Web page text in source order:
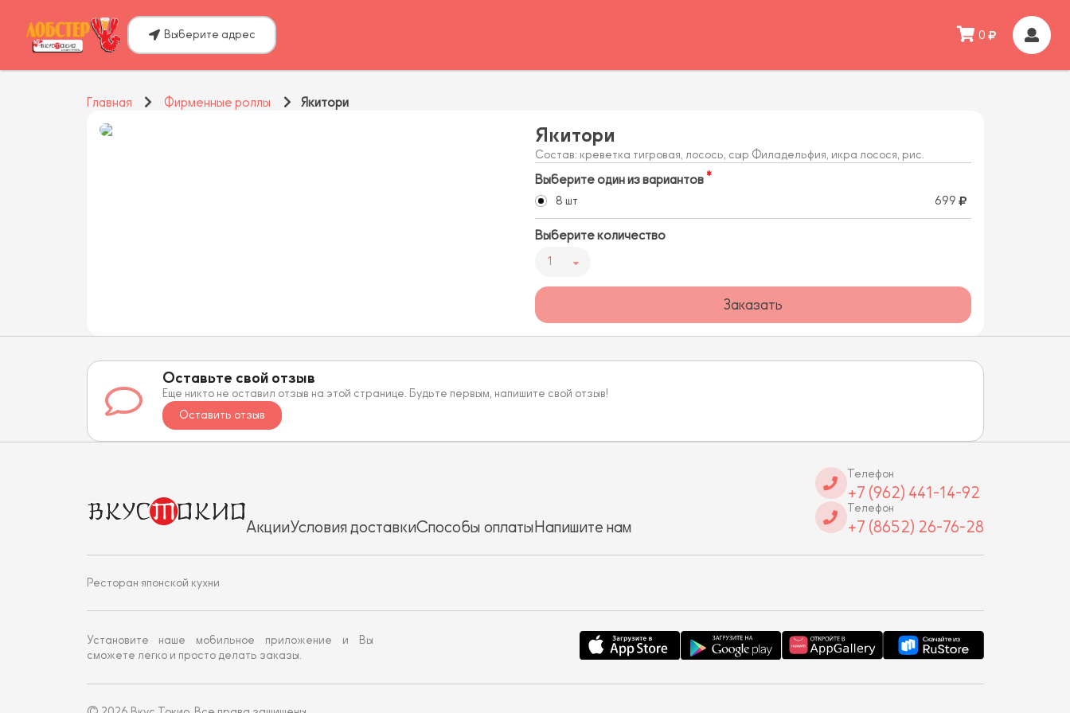
Выберите адрес 0
Главная Фирменные роллы Якитори
Якитори
Состав: креветка тигровая, лосось, сыр Филадельфия, икра лосося, рис.
Выберите один из вариантов
8 шт 699
Выберите количество
1
Заказать
Оставьте свой отзыв
Еще никто не оставил отзыв на этой странице. Будьте первым, напишите свой отзыв!
Оставить отзыв
АкцииУсловия доставкиСпособы оплатыНапишите нам
Телефон
+7 (962) 441-14-92
Телефон
+7 (8652) 26-76-28
Ресторан японской кухни
Установите наше мобильное приложение и Вы
сможете легко и просто делать заказы.